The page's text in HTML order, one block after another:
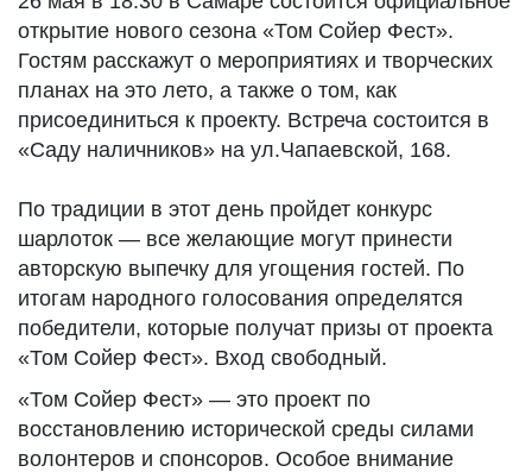
открытие нового сезона «Том Сойер Фест».
Гостям расскажут о мероприятиях и творческих
планах на это лето, а также о том, как
присоединиться к проекту. Встреча состоится в
«Саду наличников» на ул.Чапаевской, 168.
По традиции в этот день пройдет конкурс
шарлоток — все желающие могут принести
авторскую выпечку для угощения гостей. По
итогам народного голосования определятся
победители, которые получат призы от проекта
«Том Сойер Фест». Вход свободный.
«Том Сойер Фест» — это проект по
восстановлению исторической среды силами
волонтеров и спонсоров. Особое внимание